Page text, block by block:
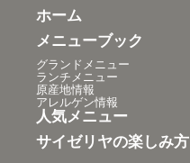
ホーム
メニューブック
グランドメニュー
ランチメニュー
原産地情報
アレルゲン情報
人気メニュー
サイゼリヤの楽しみ方